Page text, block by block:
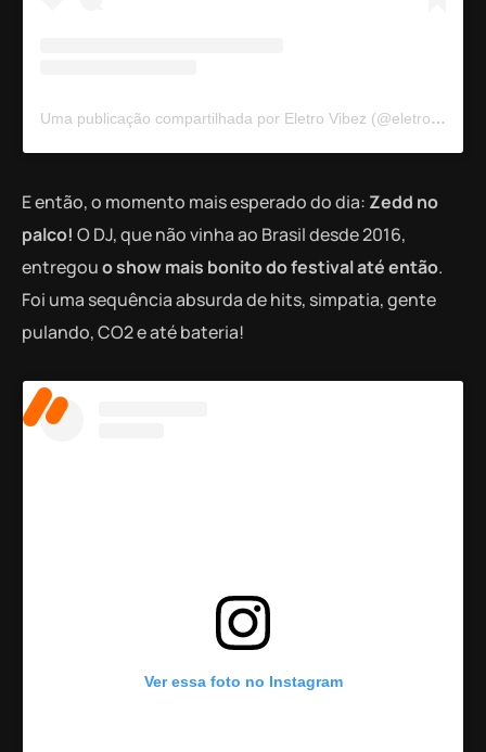
Uma publicação compartilhada por Eletro Vibez (@eletrovibez)
E então, o momento mais esperado do dia: Zedd no
palco! O DJ, que não vinha ao Brasil desde 2016,
entregouo show mais bonito do festival até então.
Foi uma sequência absurda de hits, simpatia, gente
pulando, CO2 e até bateria!
Ver essa foto no Instagram